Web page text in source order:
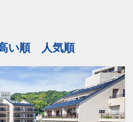
い順 人気順